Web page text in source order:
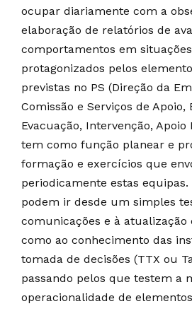
ocupar diariamente com a
elaboração de relatórios de
comportamentos em
protagonizados pelos
previstas no PS (Direção da
Comissão e Serviços de Apoio,
Evacuação, Intervenção, Apoio
tem como função planear e
formação e exercícios que
periodicamente estas equipas.
podem ir desde um simples
comunicações e à atualização
como ao conhecimento das
tomada de decisões (TTX ou
passando pelos que testem a
operacionalidade de